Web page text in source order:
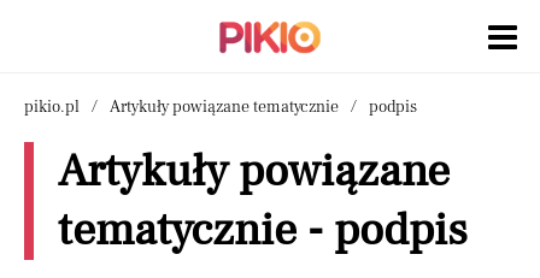
pikio.pl Artykuły powiązane tematycznie podpis
Artykuły powiązane
tematycznie - podpis